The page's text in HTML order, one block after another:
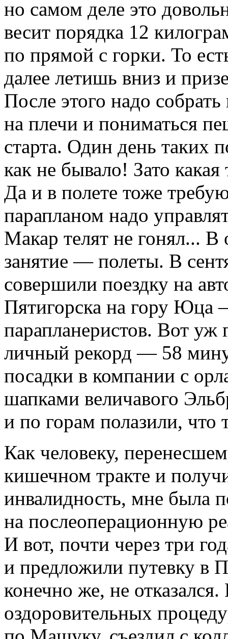
но самом деле это
весит порядка 12
по прямой с горки. То
далее летишь вниз и
После этого надо собрать
на плечи и пониматься
старта. Один день таких
как не бывало! Зато
Да и в полете тоже
парапланом надо
Макар телят не гонял...
занятие — полеты. В
совершили поездку на
Пятигорска на гору Юца
парапланеристов. Вот уж
личный рекорд — 58
посадки в компании с
шапками величавого
и по горам полазили, что
Как человеку,
кишечном тракте и
инвалидность, мне была
на послеоперационную
И вот, почти через три
и предложили путевку в
конечно же, не
оздоровительных